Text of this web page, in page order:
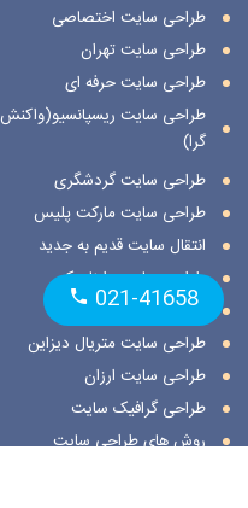
طراحی سایت اختصاصی
طراحی سایت تهران
طراحی سایت حرفه ای
طراحی سایت ریسپانسیو(واکنش
گرا)
طراحی سایت گردشگری
طراحی سایت مارکت پلیس
انتقال سایت قدیم به جدید
طراحی سایت داینامیک
طراحی سایت استاتیک
طراحی سایت متریال دیزاین
طراحی سایت ارزان
طراحی گرافیک سایت
روش های طراحی سایت
021-41658